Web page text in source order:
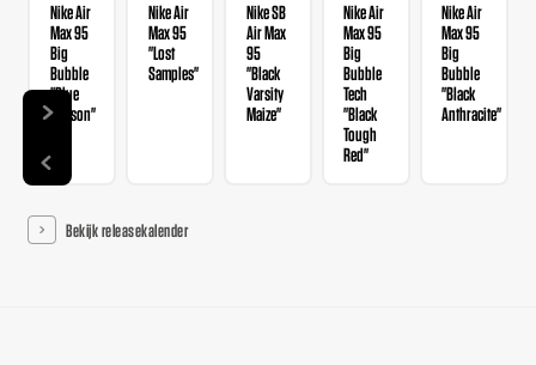
Nike Air
Max 95
Big
Bubble
"Blue
Lawson"
Nike Air
Max 95
"Lost
Samples"
Nike SB
Air Max
95
"Black
Varsity
Maize"
Nike Air
Max 95
Big
Bubble
Tech
"Black
Tough
Red"
Nike Air
Max 95
Big
Bubble
"Black
Anthracite"
Bekijk releasekalender